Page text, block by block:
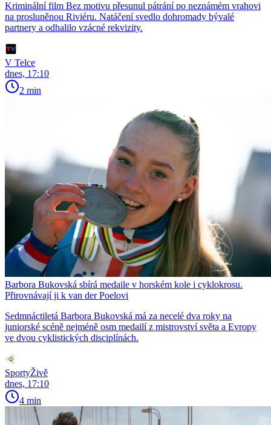
Kriminální film Bez motivu přesunul pátrání po neznámém vrahovi
na prosluněnou Riviéru. Natáčení svedlo dohromady bývalé
partnery a odhalilo vzácné rekvizity.
V Telce
dnes, 17:10
2 min
Barbora Bukovská sbírá medaile v horském kole i cyklokrosu.
Přirovnávají ji k van der Poelovi
Sedmnáctiletá Barbora Bukovská má za necelé dva roky na
juniorské scéně nejméně osm medailí z mistrovství světa a Evropy
ve dvou cyklistických disciplínách.
SportyŽivě
dnes, 17:10
4 min